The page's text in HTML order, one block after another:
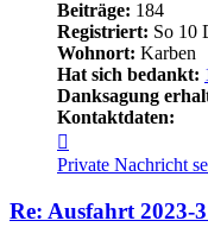
Beiträge: 184
Registriert: So 10
Wohnort: Karben
Hat sich bedankt:
Danksagung
Kontaktdaten:
von
FM52
Private Nachricht
Re: Ausfahrt 2023-